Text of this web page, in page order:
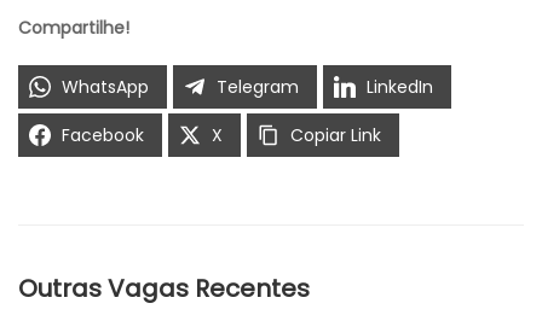
Compartilhe!
WhatsApp Telegram
LinkedIn
Facebook
X Copiar Link
Outras Vagas Recentes